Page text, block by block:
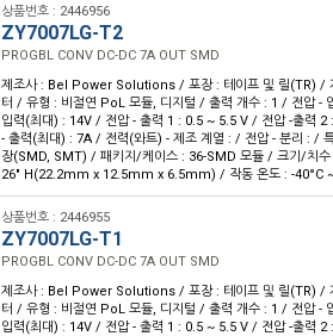
상품번호 : 2446956
ZY7007LG-T2
PROGBL CONV DC-DC 7A OUT SMD
제조사 : Bel Power Solutions / 포장 : 테이프 및 릴(TR) /
터 / 유형 : 비절연 PoL 모듈, 디지털 / 출력 개수 : 1 / 전압 -
입력(최대) : 14V / 전압 - 출력 1 : 0.5 ~ 5.5 V / 전압 -출력
- 출력(최대) : 7A / 전력(와트) - 제조 계열 : / 전압 - 분리 : /
장(SMD, SMT) / 패키지/케이스 : 36-SMD 모듈 / 크기/치
26" H(22.2mm x 12.5mm x 6.5mm) / 작동 온도 : -40°C
상품번호 : 2446955
ZY7007LG-T1
PROGBL CONV DC-DC 7A OUT SMD
제조사 : Bel Power Solutions / 포장 : 테이프 및 릴(TR) /
터 / 유형 : 비절연 PoL 모듈, 디지털 / 출력 개수 : 1 / 전압 -
입력(최대) : 14V / 전압 - 출력 1 : 0.5 ~ 5.5 V / 전압 -출력